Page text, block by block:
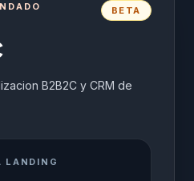
BETA
B2B2C y CRM de
LANDING